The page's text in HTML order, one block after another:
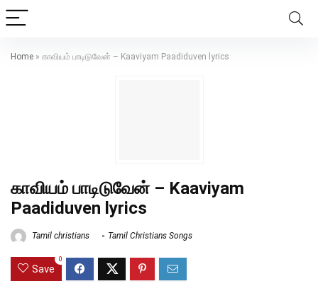
Home » காவியம் பாடிடுவேன் – Kaaviyam Paadiduven lyrics
காவியம் பாடிடுவேன் – Kaaviyam
Paadiduven lyrics
Tamil christians Tamil Christians Songs
Save
0